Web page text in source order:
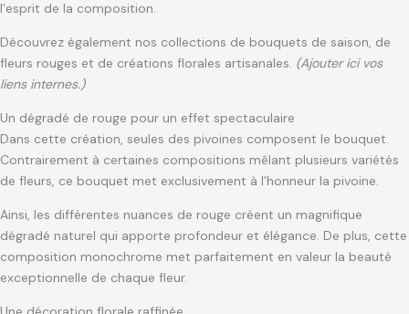
l’esprit de la composition.
Découvrez également nos collections de bouquets de saison, de
fleurs rouges et de créations florales artisanales. (Ajouter ici vos
liens internes.)
Un dégradé de rouge pour un effet spectaculaire
Dans cette création, seules des pivoines composent le bouquet.
Contrairement à certaines compositions mêlant plusieurs variétés
de fleurs, ce bouquet met exclusivement à l’honneur la pivoine.
Ainsi, les différentes nuances de rouge créent un magnifique
dégradé naturel qui apporte profondeur et élégance. De plus, cette
composition monochrome met parfaitement en valeur la beauté
exceptionnelle de chaque fleur.